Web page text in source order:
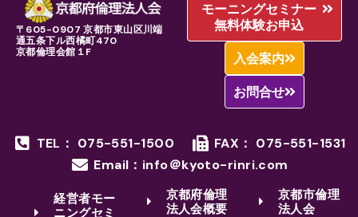
〒605-0907 京都市東山区川端
通五条下ル西橘町470
京都倫理会館１F
モーニングセミナー
無料体験お申込
入会案内
お問合せ
TEL： 075-551-1500
FAX： 075-551-1531
Email：info＠kyoto-rinri.com
経営者モー
ニングセミ
京都府倫理
法人会概要
京都市倫理
法人会